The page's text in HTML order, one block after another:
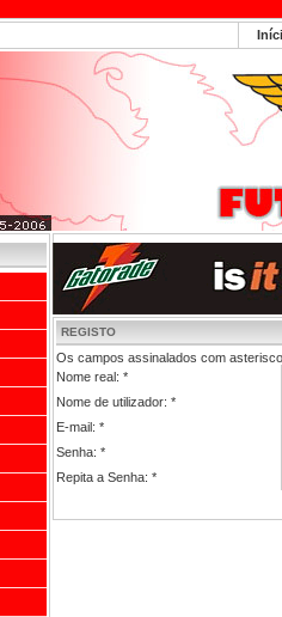
REGISTO
Os campos assinalados com
Nome real: *
Nome de utilizador: *
E-mail: *
Senha: *
Repita a Senha: *